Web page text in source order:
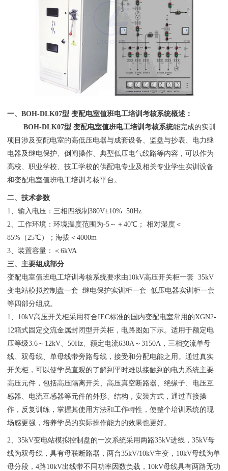
一、BOH-DLK07型 变配电室值班电工培训考核系统概述：
BOH-DLK07型 变配电室值班电工培训考核系统能完成的实训
项目涉及变配电室的高低压电器与成套设备、监盘与抄表、电力继
电器及继电保护、倒闸操作、典型低压电气线路等内容，可以作为
高校、职业学校、技工学校的供配电专业及相关专业学生实训设备
和变配电室值班电工培训考核平台。
二、技术参数
1、输入电压：三相四线制380V±10% 50Hz
2、工作环境：环境温度范围为-5～＋40℃； 相对湿度＜
85%（25℃）；海拔＜4000m
3、装置容量：＜6kVA
三、主要组成部分
变配电室值班电工培训考核系统要求由10kV高压开关柜一套 35kV
变电站模拟控制盘一套 继电保护实训柜一套 低压电器实训柜一套
等四部分组成。
1、10kV高压开关柜采用符合IEC标准的国内变配电室常用的XGN2-
12箱式固定交流金属封闭型开关柜，电路图如下示。适用于额定电
压等级3.6～12kV、50Hz、额定电流630A～3150A，三相交流单母
线、双母线、单母线带旁路母线，接受和分配电能之用。通过真实
开关柜，可以使学员直观的了解到平时难以接触到的电力系统主要
高压元件，包括高压隔离开关、高压真空断路器、绝缘子、电压互
感器、电流互感器等元件的外形、结构，安装方式，通过直接操
作，反复训练，掌握其使用方法和工作特性，使整个培训系统的现
场感更强，培养学员的实际操作能力的效果也更好。
2、35kV变电站模拟控制盘的一次系统采用两路35kV进线，35kV母
线为双母线，具有母联断路器，两台35kV/10kV主变，10kV母线为单
母分段，4路10kV出线带不同功率因数负载，10kV母线具有两路无功